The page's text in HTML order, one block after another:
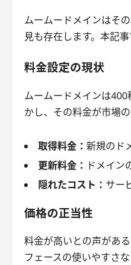
ムームードメインはそ
見も存在します。本記
料金設定の現状
ムームードメインは
かし、その料金が市場
取得料金： 新規のド
更新料金： ドメイン
隠れたコスト： サー
価格の正当性
料金が高いとの声があ
フェースの使いやすさ